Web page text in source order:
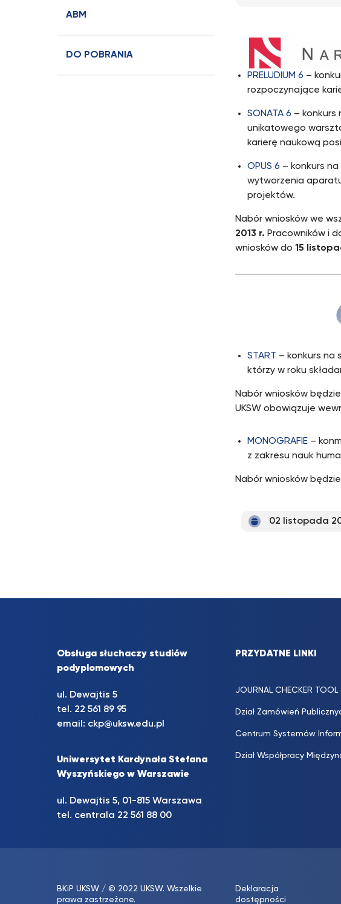
ABM
DO POBRANIA
PRELUDIUM 6 –
rozpoczynające
SONATA 6 – konkurs
unikatowego
karierę naukową
OPUS 6 – konkurs
wytworzenia
projektów.
Nabór wniosków we
2013 r. Pracowników i
wniosków do 15
START – konkurs na
którzy w roku
Nabór wniosków
UKSW obowiązuje
MONOGRAFIE –
z zakresu nauk
Nabór wniosków
02 listopada
Obsługa słuchaczy studiów
podyplomowych
ul. Dewajtis 5
tel. 22 561 89 95
email: ckp@uksw.edu.pl
Uniwersytet Kardynała Stefana
Wyszyńskiego w Warszawie
ul. Dewajtis 5, 01-815 Warszawa
tel. centrala 22 561 88 00
PRZYDATNE LINKI
JOURNAL CHECKER TOOL
Dział Zamówień
Centrum Systemów
Dział Współpracy
BKiP UKSW / © 2022 UKSW. Wszelkie
prawa zastrzeżone.
Deklaracja
dostępności